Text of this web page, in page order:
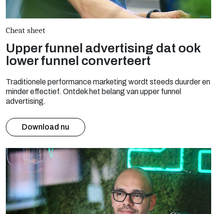
Cheat sheet
Upper funnel advertising dat ook
lower funnel converteert
Traditionele performance marketing wordt steeds duurder en
minder effectief. Ontdek het belang van upper funnel
advertising.
Download nu